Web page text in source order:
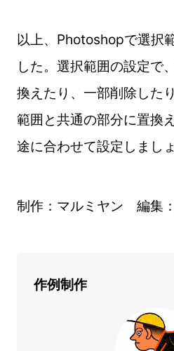
以上、Photoshopで選択
した。選択範囲の設定で
換えたり、一部削除した
範囲と共通の部分に置換
途に合わせて設定しましょ
制作：マルミヤン 編集
作例制作